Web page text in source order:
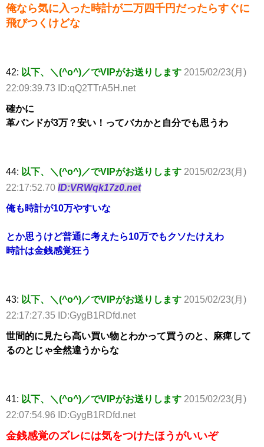
俺なら気に入った時計が二万四千円だったらすぐに
飛びつくけどな
42: 以下、＼(^o^)／でVIPがお送りします 2015/02/23(月)
22:09:39.73 ID:qQ2TTrA5H.net
確かに
革バンドが3万？安い！ってバカかと自分でも思うわ
44: 以下、＼(^o^)／でVIPがお送りします 2015/02/23(月)
22:17:52.70 ID:VRWqk17z0.net
俺も時計が10万やすいな
とか思うけど普通に考えたら10万でもクソたけえわ
時計は金銭感覚狂う
43: 以下、＼(^o^)／でVIPがお送りします 2015/02/23(月)
22:17:27.35 ID:GygB1RDfd.net
世間的に見たら高い買い物とわかって買うのと、麻痺して
るのとじゃ全然違うからな
41: 以下、＼(^o^)／でVIPがお送りします 2015/02/23(月)
22:07:54.96 ID:GygB1RDfd.net
金銭感覚のズレには気をつけたほうがいいぞ